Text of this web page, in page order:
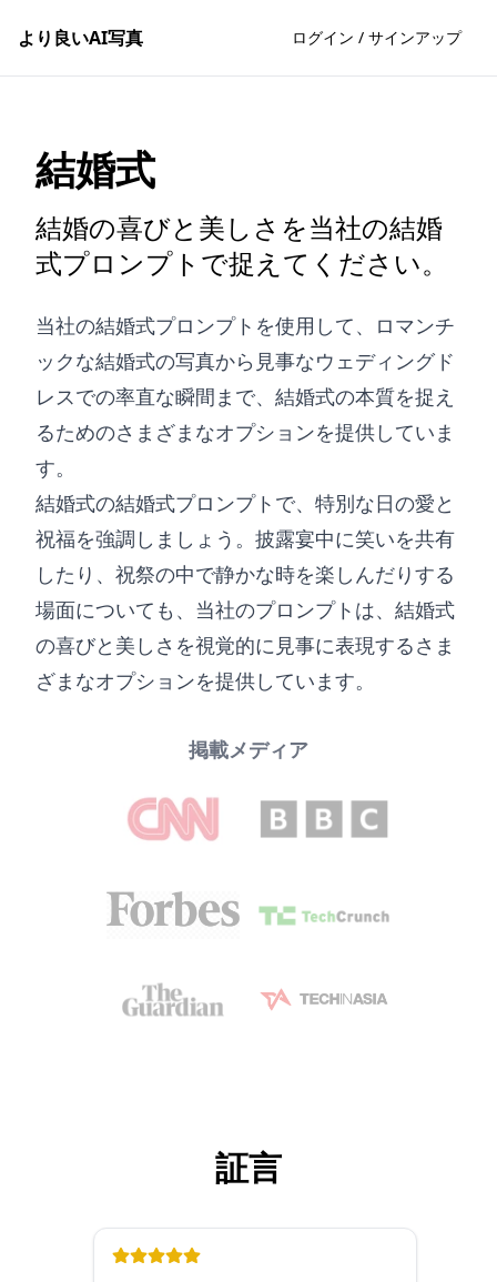
より良いAI写真 ログイン / サインアップ
結婚式
結婚の喜びと美しさを当社の結婚
式プロンプトで捉えてください。
当社の結婚式プロンプトを使用して、ロマンチ
ックな結婚式の写真から見事なウェディングド
レスでの率直な瞬間まで、結婚式の本質を捉え
るためのさまざまなオプションを提供していま
す。
結婚式の結婚式プロンプトで、特別な日の愛と
祝福を強調しましょう。披露宴中に笑いを共有
したり、祝祭の中で静かな時を楽しんだりする
場面についても、当社のプロンプトは、結婚式
の喜びと美しさを視覚的に見事に表現するさま
ざまなオプションを提供しています。
掲載メディア
証言